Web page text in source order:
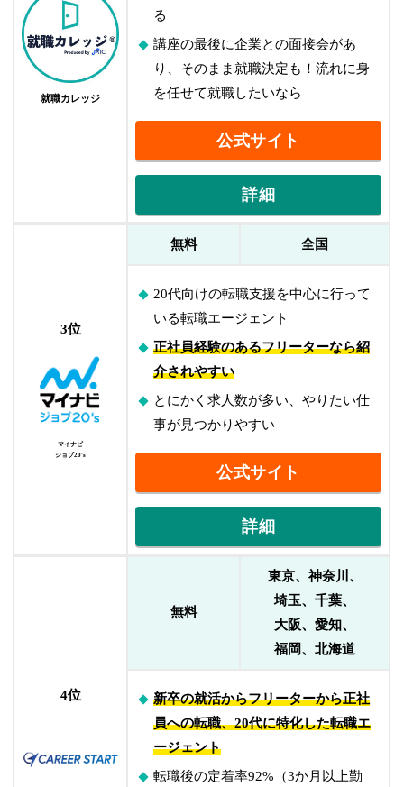
就職カレッジ
る
講座の最後に企業との面接会があ
り、そのまま就職決定も！流れに身
を任せて就職したいなら
公式サイト
詳細
3位
マイナビ
ジョブ20's
無料 全国
20代向けの転職支援を中心に行って
いる転職エージェント
正社員経験のあるフリーターなら紹
介されやすい
とにかく求人数が多い、やりたい仕
事が見つかりやすい
公式サイト
詳細
4位
無料
東京、神奈川、
埼玉、千葉、
大阪、愛知、
福岡、北海道
新卒の就活からフリーターから正社
員への転職、20代に特化した転職エ
ージェント
転職後の定着率92%（3か月以上勤